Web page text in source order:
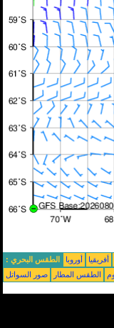
الطقس البحري : أوروبا أفريقيا
صور السواتل
الطقس المطار